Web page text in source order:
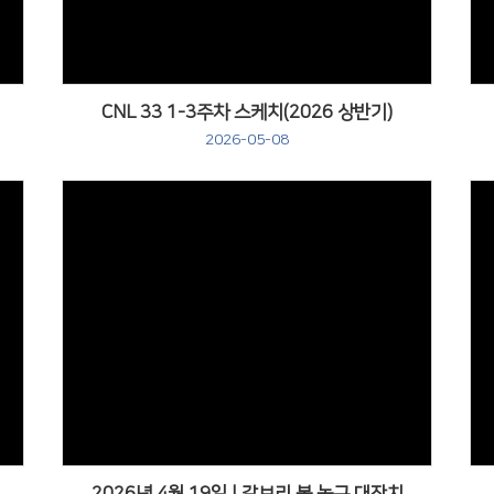
CNL 33 1-3주차 스케치(2026 상반기)
2026-05-08